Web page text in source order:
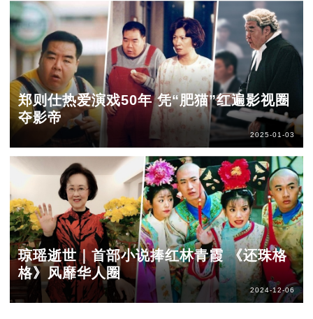
郑则仕热爱演戏50年 凭“肥猫”红遍影视圈
夺影帝
2025-01-03
琼瑶逝世｜首部小说捧红林青霞 《还珠格
格》风靡华人圈
2024-12-06